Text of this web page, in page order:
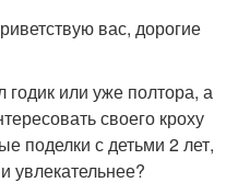
дорогие
или уже полтора, а
своего кроху
поделки с детьми 2 лет,
увлекательнее?